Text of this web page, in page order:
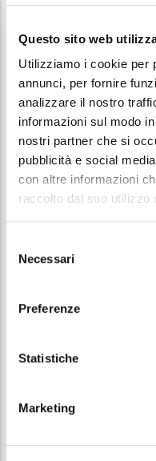
Questo sito web
Utilizziamo i cookie per
annunci, per fornire
analizzare il nostro
informazioni sul modo
nostri partner che si
pubblicità e social
con altre informazioni
raccolto dal suo utilizzo
delNecessari
Preferenze
Statistiche
Marketing
Visualizza i
Visualizza i
Visualizza i